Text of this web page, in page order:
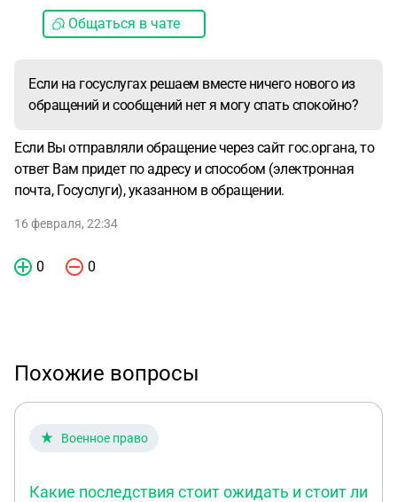
Общаться в чате
Если на госуслугах решаем вместе ничего нового из
обращений и сообщений нет я могу спать спокойно?
Если Вы отправляли обращение через сайт гос.органа, то
ответ Вам придет по адресу и способом (электронная
почта, Госуслуги), указанном в обращении.
16 февраля, 22:34
0 0
Похожие вопросы
Военное право
Какие последствия стоит ожидать и стоит ли